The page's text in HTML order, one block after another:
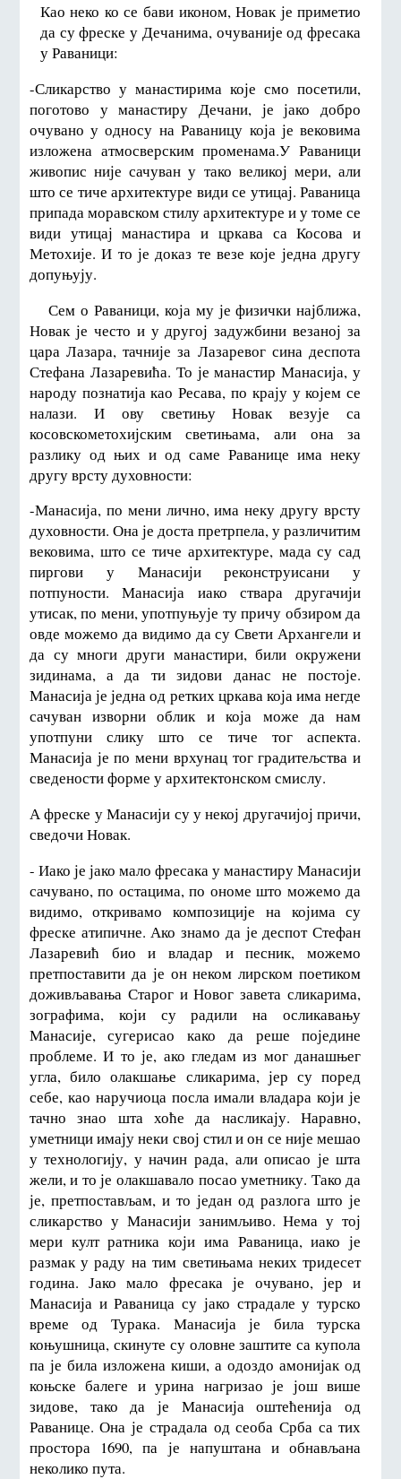
Као неко ко се бави иконом, Новак је приметио
да су фреске у Дечанима, очуваније од фресака
у Раваници:
-Сликарство у манастирима које смо посетили,
поготово у манастиру Дечани, је јако добро
очувано у односу на Раваницу која је вековима
изложена атмосверским променама.У Раваници
живопис није сачуван у тако великој мери, али
што се тиче архитектуре види се утицај. Раваница
припада моравском стилу архитектуре и у томе се
види утицај манастира и цркава са Косова и
Метохије. И то је доказ те везе које једна другу
допуњују.
Сем о Раваници, која му је физички најближа,
Новак је често и у другој задужбини везаној за
цара Лазара, тачније за Лазаревог сина деспота
Стефана Лазаревића. То је манастир Манасија, у
народу познатија као Ресава, по крају у којем се
налази. И ову светињу Новак везује са
косовскометохијским светињама, али она за
разлику од њих и од саме Раванице има неку
другу врсту духовности:
-Манасија, по мени лично, има неку другу врсту
духовности. Она је доста претрпела, у различитим
вековима, што се тиче архитектуре, мада су сад
пиргови у Манасији реконструисани у
потпуности. Манасија иако ствара другачији
утисак, по мени, употпуњује ту причу обзиром да
овде можемо да видимо да су Свети Архангели и
да су многи други манастири, били окружени
зидинама, а да ти зидови данас не постоје.
Манасија је једна од ретких цркава која има негде
сачуван изворни облик и која може да нам
употпуни слику што се тиче тог аспекта.
Манасија је по мени врхунац тог градитељства и
сведености форме у архитектонском смислу.
А фреске у Манасији су у некој другачијој причи,
сведочи Новак.
- Иако је јако мало фресака у манастиру Манасији
сачувано, по остацима, по ономе што можемо да
видимо, откривамо композиције на којима су
фреске атипичне. Ако знамо да је деспот Стефан
Лазаревић био и владар и песник, можемо
претпоставити да је он неком лирском поетиком
доживљавања Старог и Новог завета сликарима,
зографима, који су радили на осликавању
Манасије, сугерисао како да реше поједине
проблеме. И то је, ако гледам из мог данашњег
угла, било олакшање сликарима, јер су поред
себе, као наручиоца посла имали владара који је
тачно знао шта хоће да насликају. Наравно,
уметници имају неки свој стил и он се није мешао
у технологију, у начин рада, али описао је шта
жели, и то је олакшавало посао уметнику. Тако да
је, претпостављам, и то један од разлога што је
сликарство у Манасији занимљиво. Нема у тој
мери култ ратника који има Раваница, иако је
размак у раду на тим светињама неких тридесет
година. Јако мало фресака је очувано, јер и
Манасија и Раваница су јако страдале у турско
време од Турака. Манасија је била турска
коњушница, скинуте су оловне заштите са купола
па је била изложена киши, а одоздо амонијак од
коњске балеге и урина нагризао је још више
зидове, тако да је Манасија оштећенија од
Раванице. Она је страдала од сеоба Срба са тих
простора 1690, па је напуштана и обнављана
неколико пута.